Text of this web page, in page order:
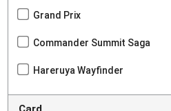
Grand Prix
Commander Summit Saga
Hareruya Wayfinder